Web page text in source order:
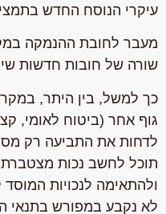
עיקרי הנוסח החדש
מעבר לחובת ההנמקה
שורה של חובות חדשות
כך למשל, בין היתר,
גוף אחר (ביטוח לאומי,
לדחות את התביעה רק
תוכל לחשב נכות
ולהתאימה לנכויות המוסד
לא נקבע במפורש בתנאי